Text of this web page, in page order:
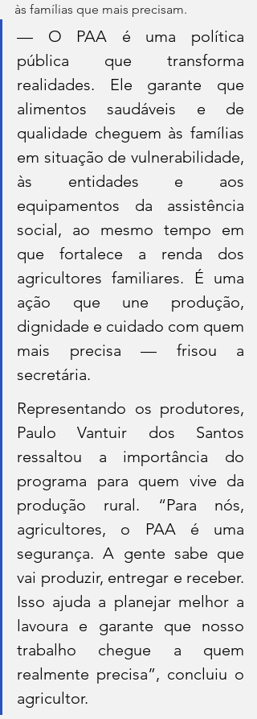
às famílias que mais precisam.
— O PAA é uma política
pública que transforma
realidades. Ele garante que
alimentos saudáveis e de
qualidade cheguem às famílias
em situação de vulnerabilidade,
às entidades e aos
equipamentos da assistência
social, ao mesmo tempo em
que fortalece a renda dos
agricultores familiares. É uma
ação que une produção,
dignidade e cuidado com quem
mais precisa — frisou a
secretária.
Representando os produtores,
Paulo Vantuir dos Santos
ressaltou a importância do
programa para quem vive da
produção rural. “Para nós,
agricultores, o PAA é uma
segurança. A gente sabe que
vai produzir, entregar e receber.
Isso ajuda a planejar melhor a
lavoura e garante que nosso
trabalho chegue a quem
realmente precisa”, concluiu o
agricultor.